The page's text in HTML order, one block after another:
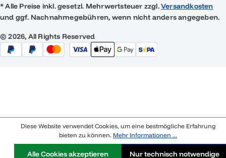
* Alle Preise inkl. gesetzl. Mehrwertsteuer zzgl.Versandkosten
und ggf. Nachnahmegebühren, wenn nicht anders angegeben.
© 2026, All Rights Reserved
Diese Website verwendet Cookies, um eine bestmögliche Erfahrung
bieten zu können. Mehr Informationen ...
Nur technisch notwendige
Alle Cookies akzeptieren